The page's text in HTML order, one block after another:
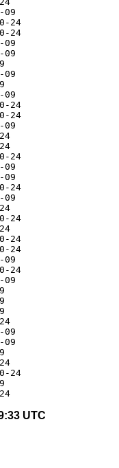
09
24
24
09
09
09
09
24
24
09
24
09
09
24
09
24
24
24
09
24
09
09
09
24
863;873;Avon Park;FL;;;;;2003-10-24
UTC